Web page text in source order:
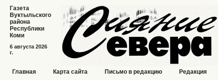
6 августа 2026
г.
Газета
Вуктыльского
района
Республики
Коми
Главная Карта сайта Письмо в редакцию Редакция